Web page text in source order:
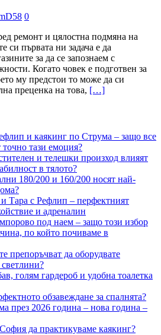
0
ремонт и цялостна подмяна на
си първата ни задача е да
за да се запознаем с
Когато човек е подготвен за
му предстои то може да си
преценка на това, […]
и каякинг по Струма – защо все
точно тази емоция?
и телешки произход влияят
в тялото?
180/200 и 160/200 носят най-
Тара с Рефлип – перфектният
и адреналин
под наем – защо този избор
по който почиваме в
препоръчват да оборудвате
голям гардероб и удобна тоалетка
обзавеждане за спалнята?
през 2026 година – нова година –
да практикуваме каякинг?